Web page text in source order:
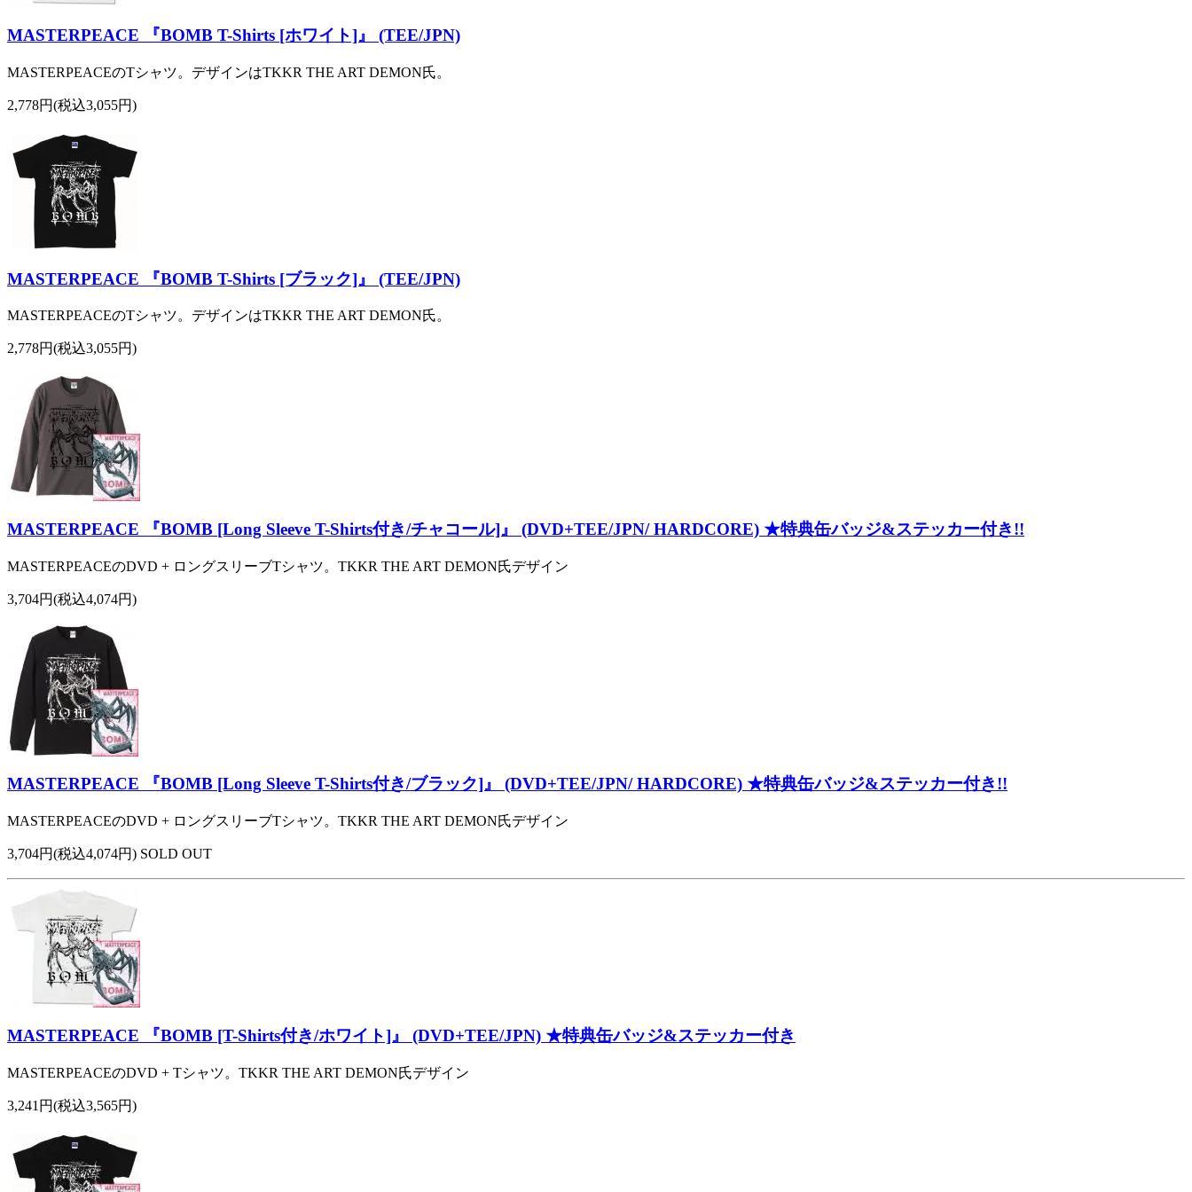
MASTERPEACE 『BOMB T-Shirts [ホワイト]』 (TEE/JPN)
MASTERPEACEのTシャツ。デザインはTKKR THE ART DEMON氏。
2,778円(税込3,055円)
MASTERPEACE 『BOMB T-Shirts [ブラック]』 (TEE/JPN)
MASTERPEACEのTシャツ。デザインはTKKR THE ART DEMON氏。
2,778円(税込3,055円)
MASTERPEACE 『BOMB [Long Sleeve T-Shirts付き/チャコール]』 (DVD+TEE/JPN/ HARDCORE) ★特典缶バッジ&ステッカー付き!!
MASTERPEACEのDVD + ロングスリーブTシャツ。TKKR THE ART DEMON氏デザイン
3,704円(税込4,074円)
MASTERPEACE 『BOMB [Long Sleeve T-Shirts付き/ブラック]』 (DVD+TEE/JPN/ HARDCORE) ★特典缶バッジ&ステッカー付き!!
MASTERPEACEのDVD + ロングスリーブTシャツ。TKKR THE ART DEMON氏デザイン
3,704円(税込4,074円) SOLD OUT
MASTERPEACE 『BOMB [T-Shirts付き/ホワイト]』 (DVD+TEE/JPN) ★特典缶バッジ&ステッカー付き
MASTERPEACEのDVD + Tシャツ。TKKR THE ART DEMON氏デザイン
3,241円(税込3,565円)